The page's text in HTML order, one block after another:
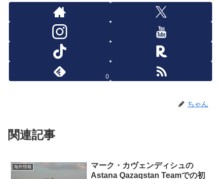
0
ちゃん
関連記事
海外情報
マーク・カヴェンディシュの
Astana Qazaqstan Teamでの初